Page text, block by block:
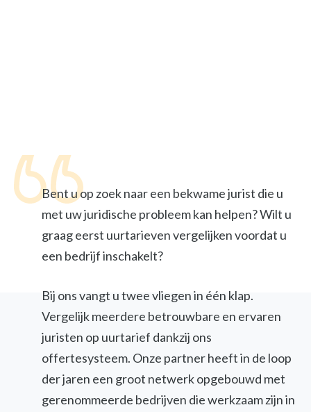
Bent u op zoek naar een bekwame jurist die u
met uw juridische probleem kan helpen? Wilt u
graag eerst uurtarieven vergelijken voordat u
een bedrijf inschakelt?
Bij ons vangt u twee vliegen in één klap.
Vergelijk meerdere betrouwbare en ervaren
juristen op uurtarief dankzij ons
offertesysteem. Onze partner heeft in de loop
der jaren een groot netwerk opgebouwd met
gerenommeerde bedrijven die werkzaam zijn in